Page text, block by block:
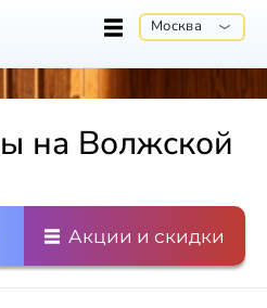
Москва
на Волжской
Акции и скидки